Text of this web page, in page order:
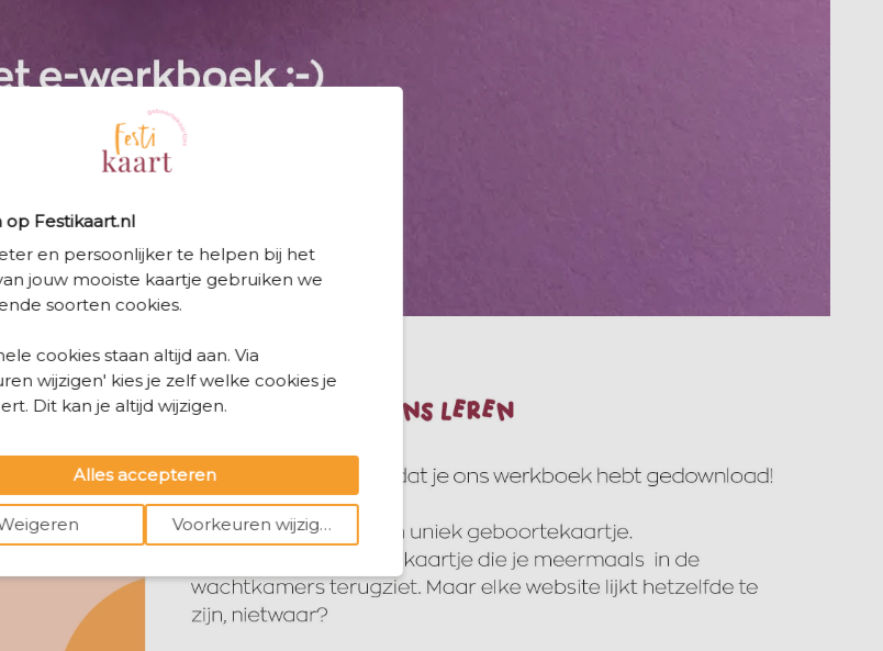
Festikaart.nl
en persoonlijker te helpen bij het
jouw mooiste kaartje gebruiken we
soorten cookies.
cookies staan altijd aan. Via
wijzigen' kies je zelf welke cookies je
Dit kan je altijd wijzigen.
Alles accepteren
Voorkeuren wijzigen